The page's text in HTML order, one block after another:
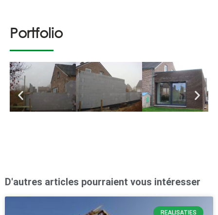
Portfolio
D'autres articles pourraient vous intéresser
REALISATIES